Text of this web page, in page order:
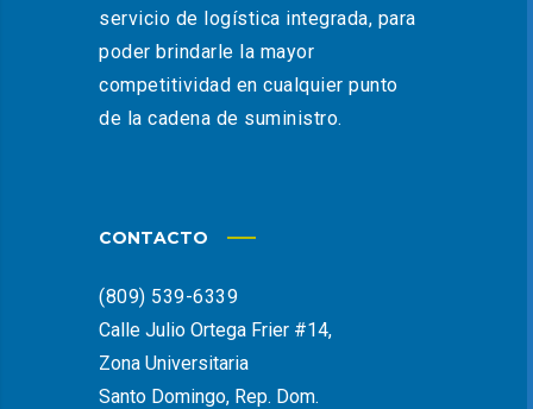
servicio de logística integrada, para
poder brindarle la mayor
competitividad en cualquier punto
de la cadena de suministro.
CONTACTO
(809) 539-6339
Calle Julio Ortega Frier #14,
Zona Universitaria
Santo Domingo, Rep. Dom.